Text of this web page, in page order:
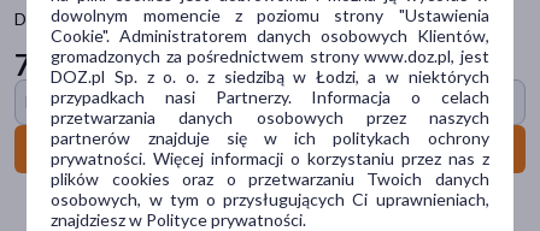
DOZ Med Pulsoksymetr (model CMS50D1), 1 szt.
79 99 zł
Darmowa dostawa
Do koszyka
Problem
rana(30)
otarcia(15)
skaleczenie(12)
zadrapania(11)
suchość(9)
dowolnym momencie z poziomu strony "Ustawienia
Cookie". Administratorem danych osobowych Klientów,
gromadzonych za pośrednictwem strony www.doz.pl, jest
DOZ.pl Sp. z o. o. z siedzibą w Łodzi, a w niektórych
przypadkach nasi Partnerzy. Informacja o celach
przetwarzania danych osobowych przez naszych
partnerów znajduje się w ich politykach ochrony
prywatności. Więcej informacji o korzystaniu przez nas z
plików cookies oraz o przetwarzaniu Twoich danych
osobowych, w tym o przysługujących Ci uprawnieniach,
znajdziesz w Polityce prywatności.